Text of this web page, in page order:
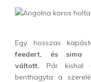
Egy hosszas
feedert, és sima
váltott. Pár kishal
benthagyta a